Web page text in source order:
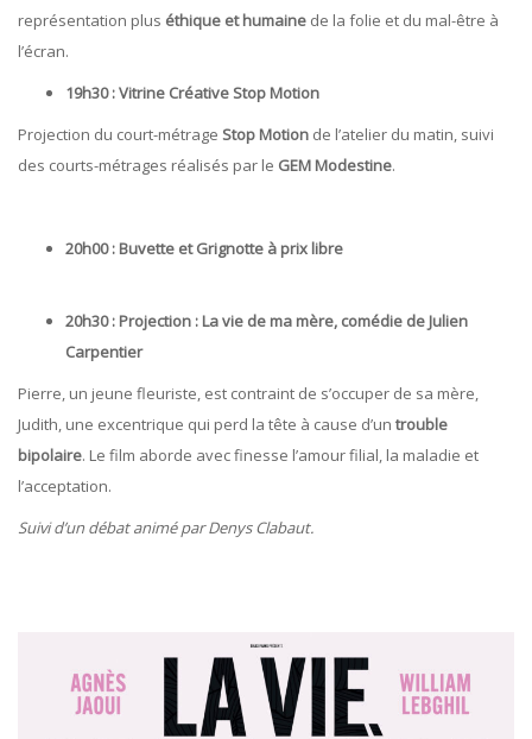
représentation plus éthique et humaine de la folie et du mal-être à
l’écran.
19h30 : Vitrine Créative Stop Motion
Projection du court-métrage Stop Motion de l’atelier du matin, suivi
des courts-métrages réalisés par le GEM Modestine.
20h00 : Buvette et Grignotte à prix libre
20h30 : Projection : La vie de ma mère, comédie de Julien
Carpentier
Pierre, un jeune fleuriste, est contraint de s’occuper de sa mère,
Judith, une excentrique qui perd la tête à cause d’un trouble
bipolaire. Le film aborde avec finesse l’amour filial, la maladie et
l’acceptation.
Suivi d’un débat animé par Denys Clabaut.